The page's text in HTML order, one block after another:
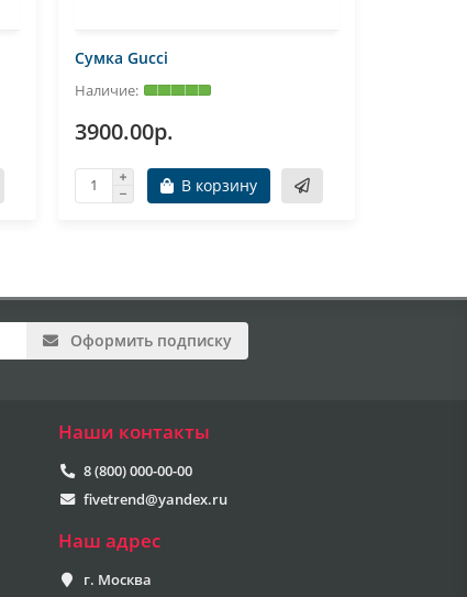
Сумка Gucci
3900.00р.
В корзину
Оформить подписку
Наши контакты
8 (800) 000-00-00
fivetrend@yandex.ru
Наш адрес
г. Москва